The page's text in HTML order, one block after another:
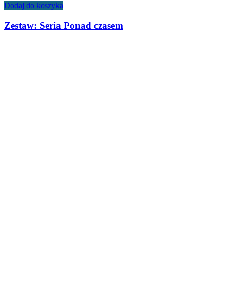
Dodaj do koszyka
Zestaw: Seria Ponad czasem